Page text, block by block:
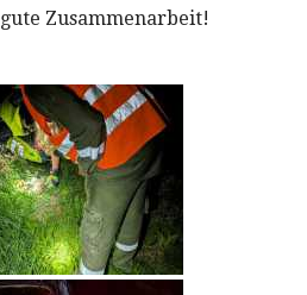
Zusammenarbeit!